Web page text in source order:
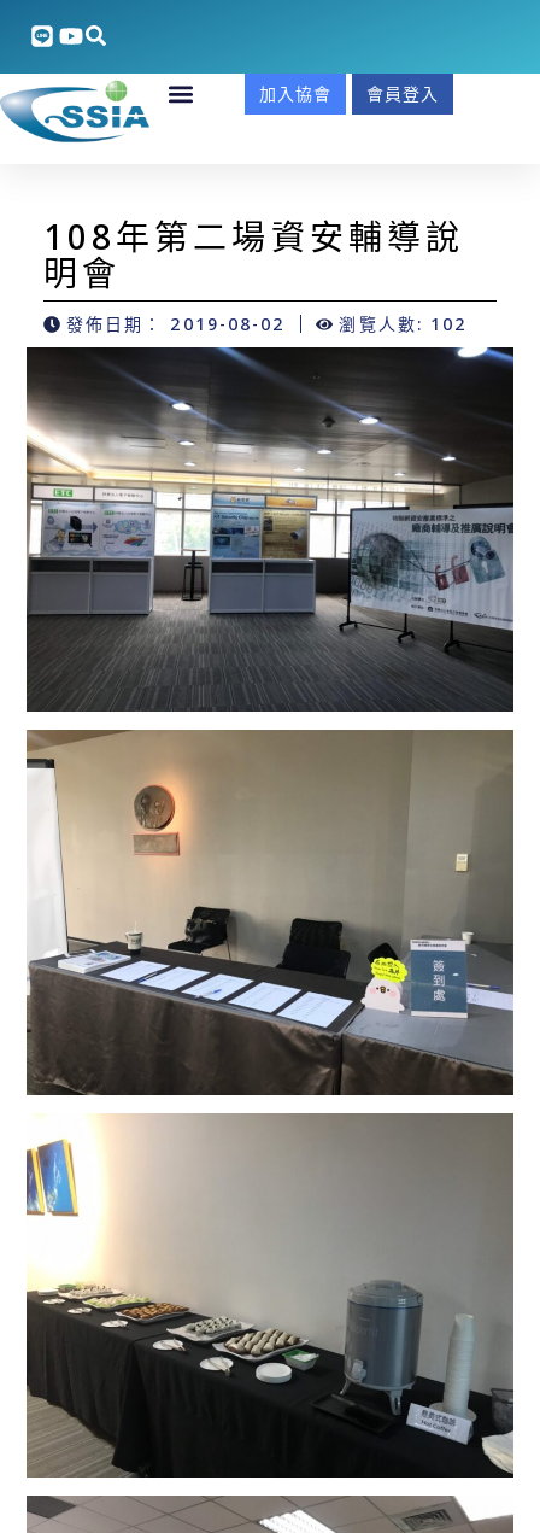
加入協會 會員登入
108年第二場資安輔導說
明會
發佈日期： 2019-08-02 瀏覽人數: 102